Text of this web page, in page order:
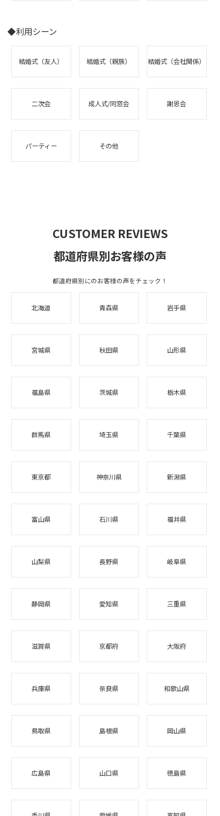
◆利用シーン
結婚式（友人） 結婚式（親族） 結婚式（会社関係）
二次会 成人式/同窓会 謝恩会
パーティー その他
CUSTOMER REVIEWS
都道府県別お客様の声
都道府県別にのお客様の声をチェック！
北海道 青森県 岩手県
宮城県 秋田県 山形県
福島県 茨城県 栃木県
群馬県 埼玉県 千葉県
東京都 神奈川県 新潟県
富山県 石川県 福井県
山梨県 長野県 岐阜県
静岡県 愛知県 三重県
滋賀県 京都府 大阪府
兵庫県 奈良県 和歌山県
鳥取県 島根県 岡山県
広島県 山口県 徳島県